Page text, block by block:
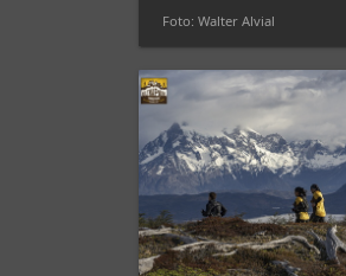
Foto: Walter Alvial